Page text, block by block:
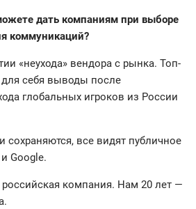
дать компаниям при выборе
коммуникаций?
«неухода» вендора с рынка. Топ-
себя выводы после
глобальных игроков из России
сохраняются, все видят публичное
Google.
российская компания. Нам 20 лет —